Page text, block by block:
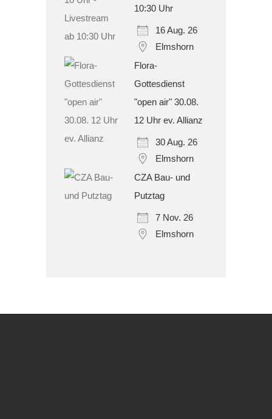
10:30 Uhr
16 Aug. 26
Elmshorn
Flora-
Gottesdienst
"open air" 30.08.
12 Uhr ev. Allianz
30 Aug. 26
Elmshorn
CZA Bau- und
Putztag
7 Nov. 26
Elmshorn